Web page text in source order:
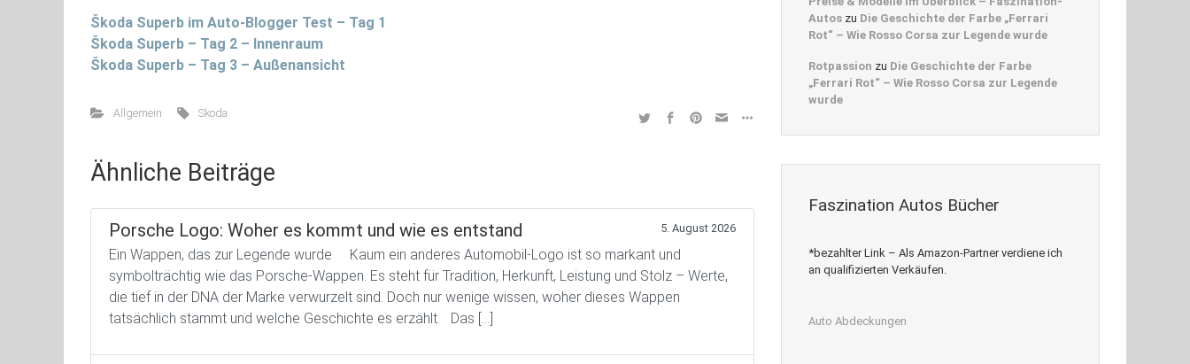
Škoda Superb im Auto-Blogger Test – Tag 1
Škoda Superb – Tag 2 – Innenraum
Škoda Superb – Tag 3 – Außenansicht
Allgemein Skoda
Ähnliche Beiträge
Porsche Logo: Woher es kommt und wie es entstand 5. August 2026
Ein Wappen, das zur Legende wurde Kaum ein anderes Automobil-Logo ist so markant und
symbolträchtig wie das Porsche-Wappen. Es steht für Tradition, Herkunft, Leistung und Stolz – Werte,
die tief in der DNA der Marke verwurzelt sind. Doch nur wenige wissen, woher dieses Wappen
tatsächlich stammt und welche Geschichte es erzählt. Das […]
Autos zu Die Geschichte der Farbe „Ferrari
Rot“ – Wie Rosso Corsa zur Legende wurde
Rotpassion zu Die Geschichte der Farbe
„Ferrari Rot“ – Wie Rosso Corsa zur Legende
wurde
Faszination Autos Bücher
*bezahlter Link – Als Amazon-Partner verdiene ich
an qualifizierten Verkäufen.
Auto Abdeckungen